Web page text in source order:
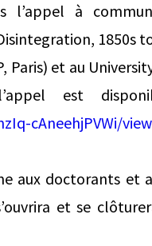
l’appel à
1850s
Paris) et au
est
cAneehjPVWi/
aux doctorants et
et se